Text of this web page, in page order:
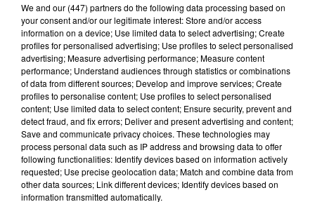
Coupe de France : les basketteurs chartrains
We and our (447) partnersdo the following data processing based on
your consent and/or our legitimate interest: Store and/or access
information on a device; Use limited data to select advertising; Create
profiles for personalised advertising; Use profiles to select personalised
advertising; Measure advertising performance; Measure content
performance; Understand audiences through statistics or combinations
of data from different sources; Develop and improve services; Create
profiles to personalise content; Use profiles to select personalised
content; Use limited data to select content; Ensure security, prevent and
detect fraud, and fix errors; Deliver and present advertising and content;
Save and communicate privacy choices. These technologies may
process personal data such as IP address and browsing data to offer
following functionalities: Identify devices based on information actively
requested; Use precise geolocation data; Match and combine data from
other data sources; Link different devices; Identify devices based on
information transmitted automatically.